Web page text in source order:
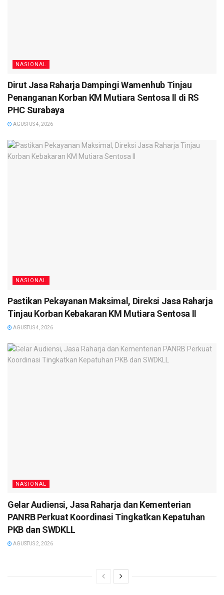
NASIONAL
Dirut Jasa Raharja Dampingi Wamenhub Tinjau
Penanganan Korban KM Mutiara Sentosa II di RS
PHC Surabaya
AGUSTUS 4, 2026
NASIONAL
Pastikan Pekayanan Maksimal, Direksi Jasa Raharja
Tinjau Korban Kebakaran KM Mutiara Sentosa II
AGUSTUS 4, 2026
NASIONAL
Gelar Audiensi, Jasa Raharja dan Kementerian
PANRB Perkuat Koordinasi Tingkatkan Kepatuhan
PKB dan SWDKLL
AGUSTUS 2, 2026